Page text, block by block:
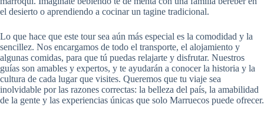
el desierto o aprendiendo a cocinar un tagine tradicional.
Lo que hace que este tour sea aún más especial es la comodidad y la
sencillez. Nos encargamos de todo el transporte, el alojamiento y
algunas comidas, para que tú puedas relajarte y disfrutar. Nuestros
guías son amables y expertos, y te ayudarán a conocer la historia y la
cultura de cada lugar que visites. Queremos que tu viaje sea
inolvidable por las razones correctas: la belleza del país, la amabilidad
de la gente y las experiencias únicas que solo Marruecos puede ofrecer.